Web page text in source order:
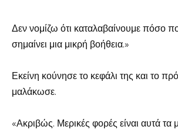
Δεν νομίζω ότι καταλαβαίνουμε πόσο
σημαίνει μια μικρή βοήθεια.»
Εκείνη κούνησε το κεφάλι της και το
μαλάκωσε.
«Ακριβώς. Μερικές φορές είναι αυτά τα